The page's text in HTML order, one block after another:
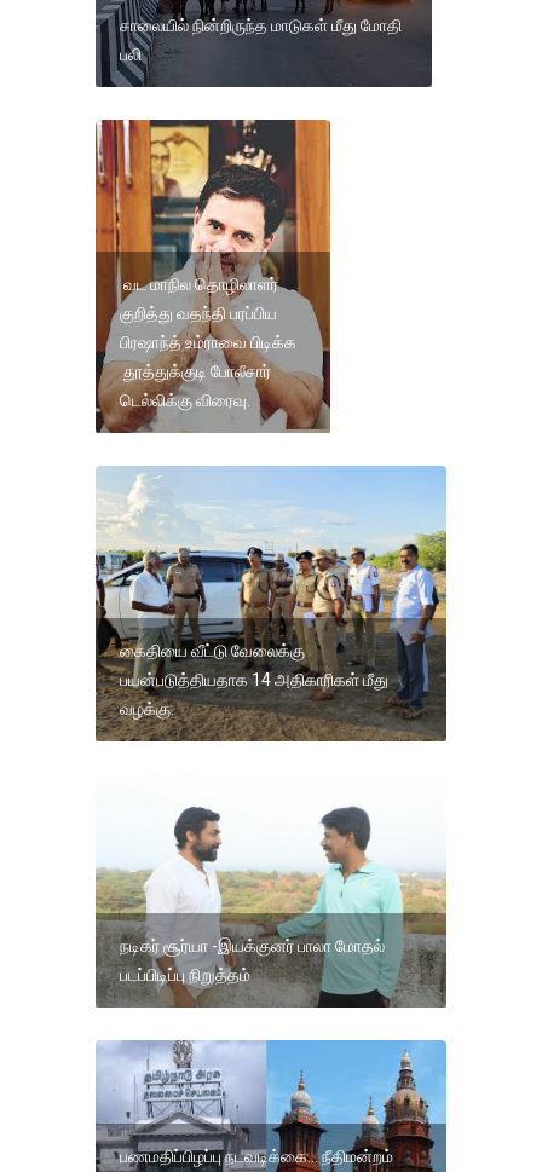
சாலையில் நின்றிருந்த மாடுகள் மீது மோதி
பலி
வட மாநில தொழிலாளர்
குறித்து வதந்தி பரப்பிய
பிரஷாந்த் உம்ராவை பிடிக்க
தூத்துக்குடி போலீசார்
டெல்லிக்கு விரைவு.
கைதியை வீட்டு வேலைக்கு
பயன்படுத்தியதாக 14 அதிகாரிகள் மீது
வழக்கு.
நடிகர் சூர்யா -இயக்குனர் பாலா மோதல்
படப்பிடிப்பு நிறுத்தம்
பணமதிப்பிழப்பு நடவடிக்கை... நீதிமன்றம்